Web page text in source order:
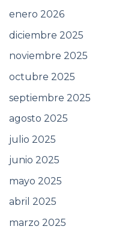
enero 2026
diciembre 2025
noviembre 2025
octubre 2025
septiembre 2025
agosto 2025
julio 2025
junio 2025
mayo 2025
abril 2025
marzo 2025